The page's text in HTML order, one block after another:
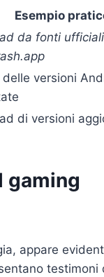
Esempio
da fonti
versioni
di versioni
gaming
appare
testimoni